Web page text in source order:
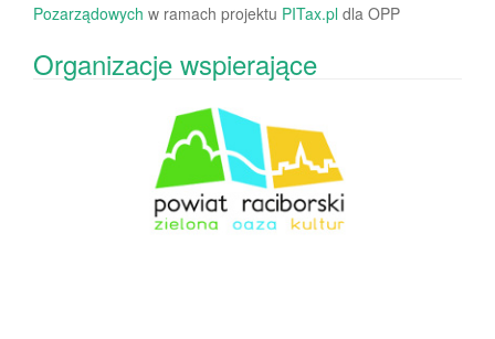
Pozarządowych w ramach projektu PITax.pl dla OPP
Organizacje wspierające